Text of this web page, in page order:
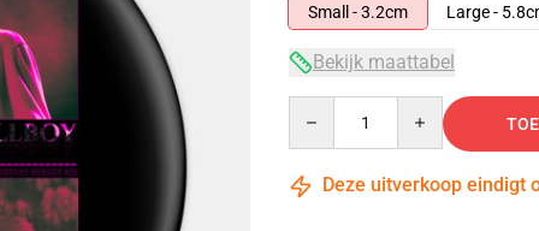
Small - 3.2cm
Large -
Bekijk maattabel
Deze uitverkoop eindigt